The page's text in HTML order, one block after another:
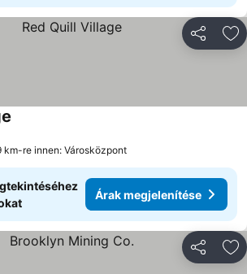
km-re innen: Városközpont
Árak megjelenítése